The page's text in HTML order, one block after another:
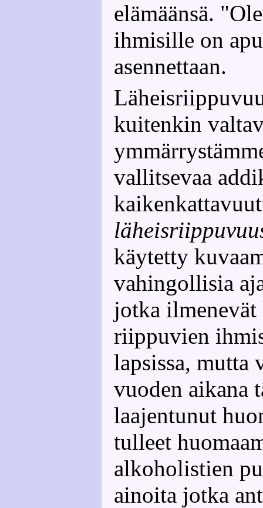
elämäänsä.
ihmisille on
asennettaan.
kuitenkin
vallitsevaa
käytetty
vahingollisia
jotka
riippuvien
lapsissa, mutta
vuoden aikana
laajentunut
tulleet
alkoholistien
ainoita jotka